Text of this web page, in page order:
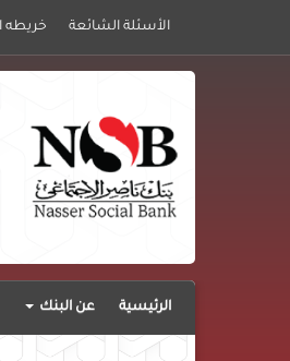
الأسئلة الشائعة خريطه
الرئيسية عن البنك